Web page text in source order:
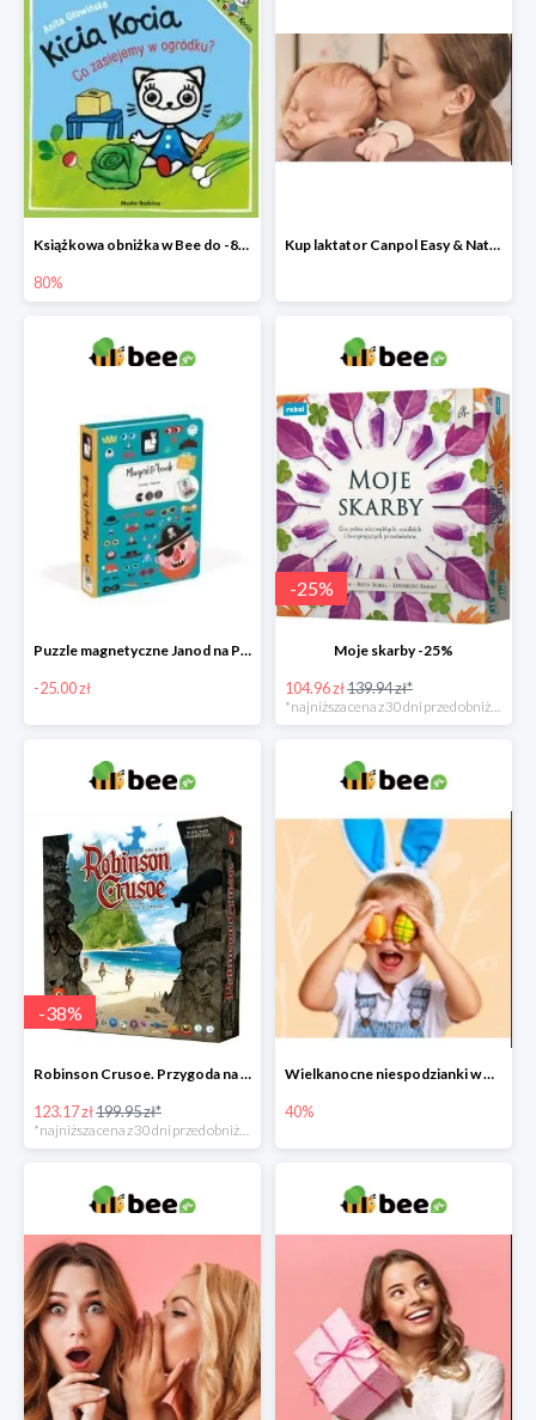
Książkowa obniżka w Bee do -80%
80%
Kup laktator Canpol Easy & Natural a nianię elektroniczną otrzymasz GRATIS!
Puzzle magnetyczne Janod na Preznt od zajączka w Bee -25 zł
-25.00 zł
-25%
Moje skarby -25%
104.96 zł139.94 zł*
*najniższa cena z 30 dni przed obniżką
-38%
Robinson Crusoe. Przygoda na przeklętej wyspie -38%
123.17 zł199.95 zł*
*najniższa cena z 30 dni przed obniżką
Wielkanocne niespodzianki w Bee do -40%
40%